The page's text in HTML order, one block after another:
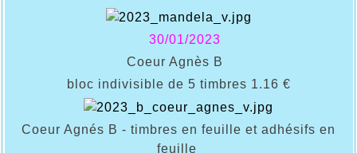
30/01/2023
Coeur Agnès B
bloc indivisible de 5 timbres 1.16 €
Coeur Agnés B - timbres en feuille et adhésifs en
feuille